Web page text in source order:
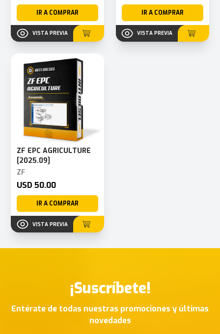
IR A COMPRAR
VISTA PREVIA
IR A COMPRAR
VISTA PREVIA
ZF EPC AGRICULTURE
[2025.09]
ZF
USD 50.00
IR A COMPRAR
VISTA PREVIA
¡Suscríbete!
Entérate de todas nuestras promociones y últimas
novedades